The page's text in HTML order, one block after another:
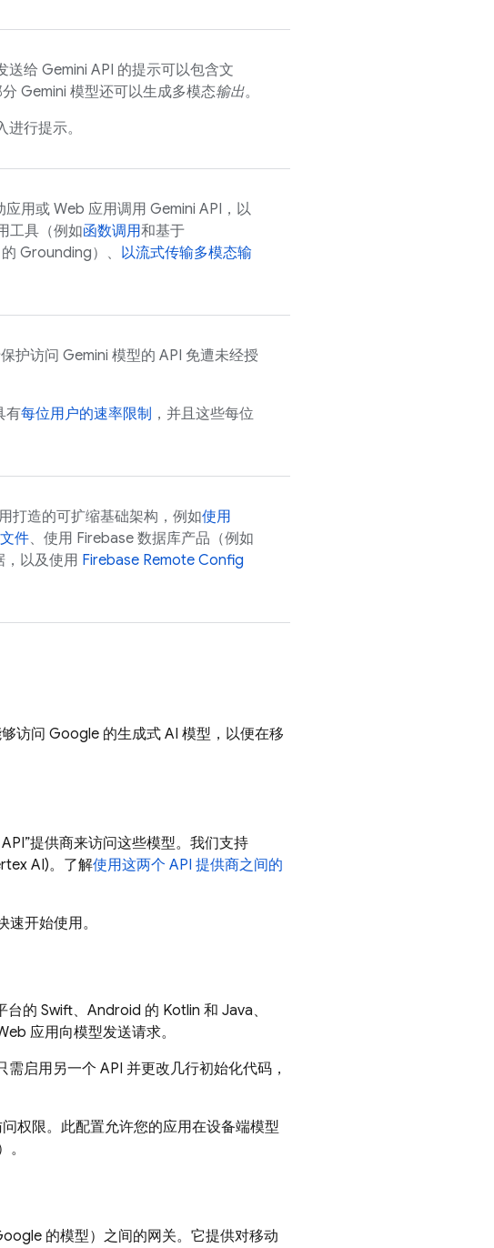
送给 Gemini API 的提示可以包含文
Gemini 模型还可以生成多模态输出。
行提示。
应用或 Web 应用调用 Gemini API ，以
工具（例如函数调用和基于
的 Grounding）、 以流式传输多模态输
护访问 Gemini 模型的 API 免遭未经授
有每位用户的速率限制 ，并且这些每位
打造的可扩缩基础架构，例如使用
件、使用 Firebase 数据库产品（例如
，以及使用 Firebase Remote Config
访问 Google 的生成式 AI 模型，以便在移
”提供商来访问这些模型。我们支持
AI)。了解使用这两个 API 提供商之间的
速开始使用。
的 Swift、Android 的 Kotlin 和 Java、
应用向模型发送请求。
需启用另一个 API 并更改几行初始化代码，
问权限。此配置允许您的应用在设备端模型
的模型）之间的网关。它提供对移动